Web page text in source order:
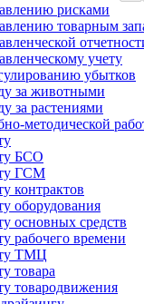
рисками
товарным
учету
убытков
за животными
за растениями
методической
БСО
ГСМ
контрактов
оборудования
основных средств
рабочего времени
ТМЦ
товара
товародвижения